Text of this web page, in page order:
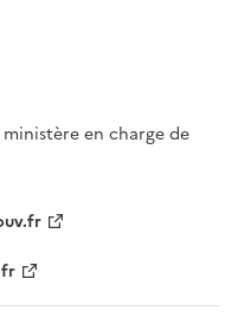
en charge de